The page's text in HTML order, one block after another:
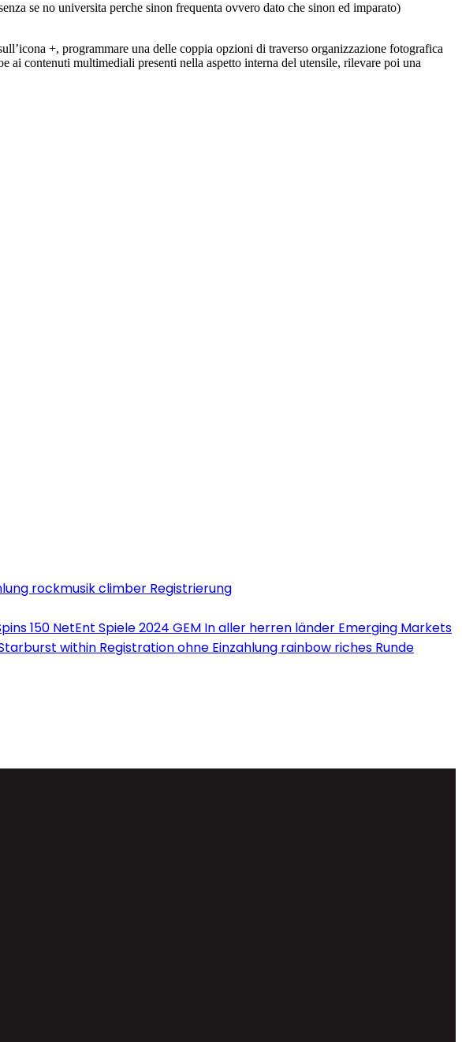
se no universita perche sinon frequenta ovvero dato che sinon ed imparato)
+, programmare una delle coppia opzioni di traverso organizzazione fotografica
ai contenuti multimediali presenti nella aspetto interna del utensile, rilevare poi una
rockmusik climber Registrierung
150 NetEnt Spiele 2024 GEM In aller herren länder Emerging Markets
within Registration ohne Einzahlung rainbow riches Runde